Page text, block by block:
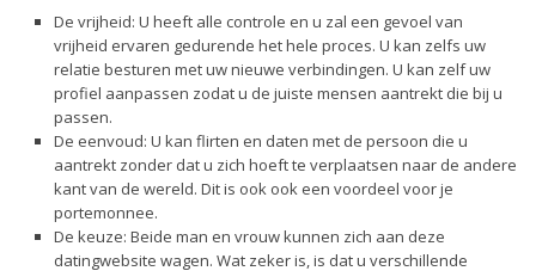
De vrijheid: U heeft alle controle en u zal een gevoel van
vrijheid ervaren gedurende het hele proces. U kan zelfs uw
relatie besturen met uw nieuwe verbindingen. U kan zelf uw
profiel aanpassen zodat u de juiste mensen aantrekt die bij u
passen.
De eenvoud: U kan flirten en daten met de persoon die u
aantrekt zonder dat u zich hoeft te verplaatsen naar de andere
kant van de wereld. Dit is ook ook een voordeel voor je
portemonnee.
De keuze: Beide man en vrouw kunnen zich aan deze
datingwebsite wagen. Wat zeker is, is dat u verschillende